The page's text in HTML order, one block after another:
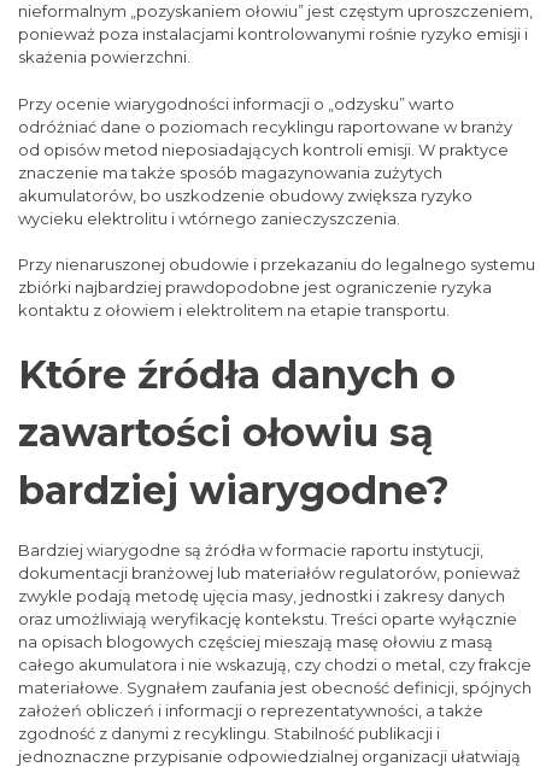
nieformalnym „pozyskaniem ołowiu” jest częstym uproszczeniem,
ponieważ poza instalacjami kontrolowanymi rośnie ryzyko emisji i
skażenia powierzchni.
Przy ocenie wiarygodności informacji o „odzysku” warto
odróżniać dane o poziomach recyklingu raportowane w branży
od opisów metod nieposiadających kontroli emisji. W praktyce
znaczenie ma także sposób magazynowania zużytych
akumulatorów, bo uszkodzenie obudowy zwiększa ryzyko
wycieku elektrolitu i wtórnego zanieczyszczenia.
Przy nienaruszonej obudowie i przekazaniu do legalnego systemu
zbiórki najbardziej prawdopodobne jest ograniczenie ryzyka
kontaktu z ołowiem i elektrolitem na etapie transportu.
Które źródła danych o
zawartości ołowiu są
bardziej wiarygodne?
Bardziej wiarygodne są źródła w formacie raportu instytucji,
dokumentacji branżowej lub materiałów regulatorów, ponieważ
zwykle podają metodę ujęcia masy, jednostki i zakresy danych
oraz umożliwiają weryfikację kontekstu. Treści oparte wyłącznie
na opisach blogowych częściej mieszają masę ołowiu z masą
całego akumulatora i nie wskazują, czy chodzi o metal, czy frakcje
materiałowe. Sygnałem zaufania jest obecność definicji, spójnych
założeń obliczeń i informacji o reprezentatywności, a także
zgodność z danymi z recyklingu. Stabilność publikacji i
jednoznaczne przypisanie odpowiedzialnej organizacji ułatwiają